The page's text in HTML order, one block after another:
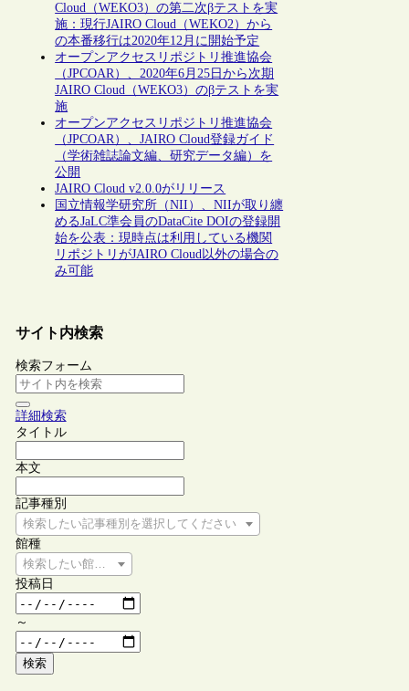
Cloud（WEKO3）の第二次βテストを実
施：現行JAIRO Cloud（WEKO2）から
の本番移行は2020年12月に開始予定
オープンアクセスリポジトリ推進協会
（JPCOAR）、2020年6月25日から次期
JAIRO Cloud（WEKO3）のβテストを実
施
オープンアクセスリポジトリ推進協会
（JPCOAR）、JAIRO Cloud登録ガイド
（学術雑誌論文編、研究データ編）を
公開
JAIRO Cloud v2.0.0がリリース
国立情報学研究所（NII）、NIIが取り纏
めるJaLC準会員のDataCite DOIの登録開
始を公表：現時点は利用している機関
リポジトリがJAIRO Cloud以外の場合の
み可能
サイト内検索
検索フォーム
詳細検索
タイトル
本文
記事種別
検索したい記事種別を選択してください
館種
検索したい館種を選択してください
投稿日
～
検索